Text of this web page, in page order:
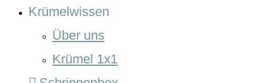
Krümelwissen
Über uns
Krümel 1x1